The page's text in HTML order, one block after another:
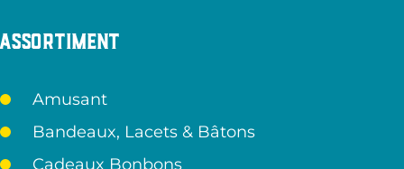
Assortiment
Amusant
Bandeaux, Lacets & Bâtons
Cadeaux Bonbons